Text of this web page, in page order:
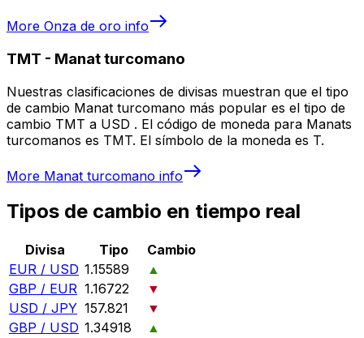
More Onza de oro info
TMT - Manat turcomano
Nuestras clasificaciones de divisas muestran que el tipo
de cambio Manat turcomano más popular es el tipo de
cambio TMT a USD . El código de moneda para Manats
turcomanos es TMT. El símbolo de la moneda es T.
More Manat turcomano info
Tipos de cambio en tiempo real
Divisa Tipo
Cambio
EUR / USD 1.15589
▲
GBP / EUR 1.16722
▼
USD / JPY 157.821
▼
GBP / USD 1.34918
▲